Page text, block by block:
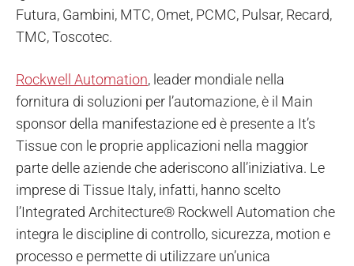
Futura, Gambini, MTC, Omet, PCMC, Pulsar, Recard,
TMC, Toscotec.
Rockwell Automation, leader mondiale nella
fornitura di soluzioni per l’automazione, è il Main
sponsor della manifestazione ed è presente a It’s
Tissue con le proprie applicazioni nella maggior
parte delle aziende che aderiscono all’iniziativa. Le
imprese di Tissue Italy, infatti, hanno scelto
l’Integrated Architecture® Rockwell Automation che
integra le discipline di controllo, sicurezza, motion e
processo e permette di utilizzare un’unica